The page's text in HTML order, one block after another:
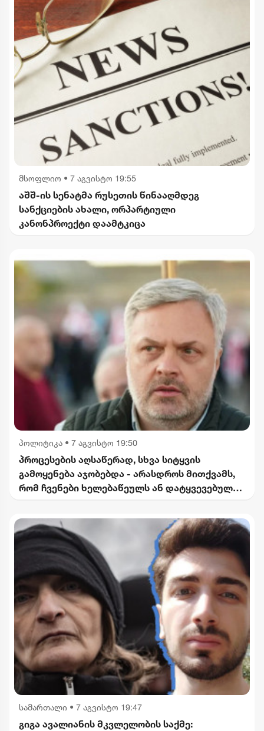
მსოფლიო • 7 აგვისტო 19:55
აშშ-ის სენატმა რუსეთის წინააღმდეგ
სანქციების ახალი, ორპარტიული
კანონპროექტი დაამტკიცა
პოლიტიკა • 7 აგვისტო 19:50
პროცესების აღსაწერად, სხვა სიტყვის
გამოყენება აჯობებდა - არასდროს მითქვამს,
რომ ჩვენები ხელებაწეულს ან დატყვევებულს
სამართალი • 7 აგვისტო 19:47
გიგა ავალიანის მკვლელობის საქმე: